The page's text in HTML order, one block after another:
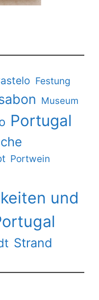
Festung
Museum
Portugal
Portwein
und
Strand